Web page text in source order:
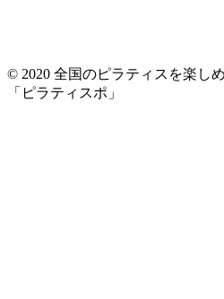
© 2020 全国のピラティスを楽し
「ピラティスポ」